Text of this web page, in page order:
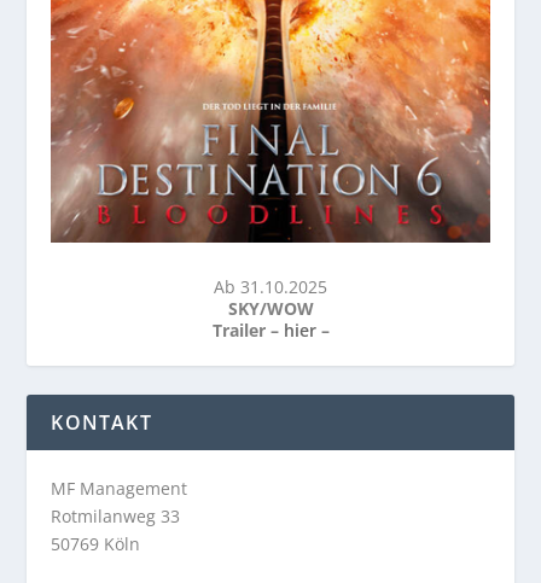
Ab 31.10.2025
SKY/WOW
Trailer – hier –
KONTAKT
MF Management
Rotmilanweg 33
50769 Köln